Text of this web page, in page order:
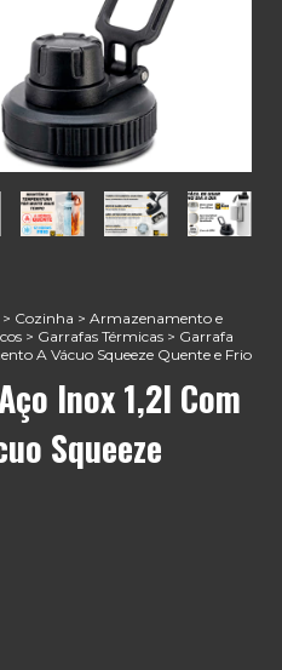
> Cozinha > Armazenamento e
> Garrafas Térmicas > Garrafa
A Vácuo Squeeze Quente e Frio
Inox 1,2l Com
Squeeze